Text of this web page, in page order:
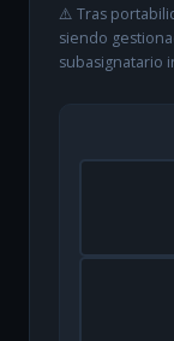
⚠️ Tras
siendo
subasignatario